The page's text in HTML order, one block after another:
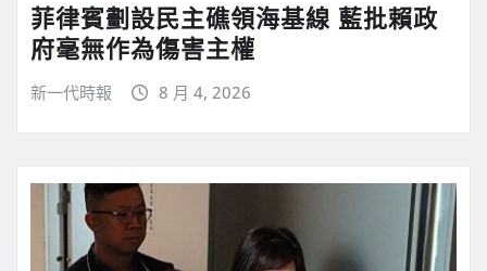
菲律賓劃設民主礁領海基線 藍批賴政
府毫無作為傷害主權
新一代時報 8 月 4, 2026